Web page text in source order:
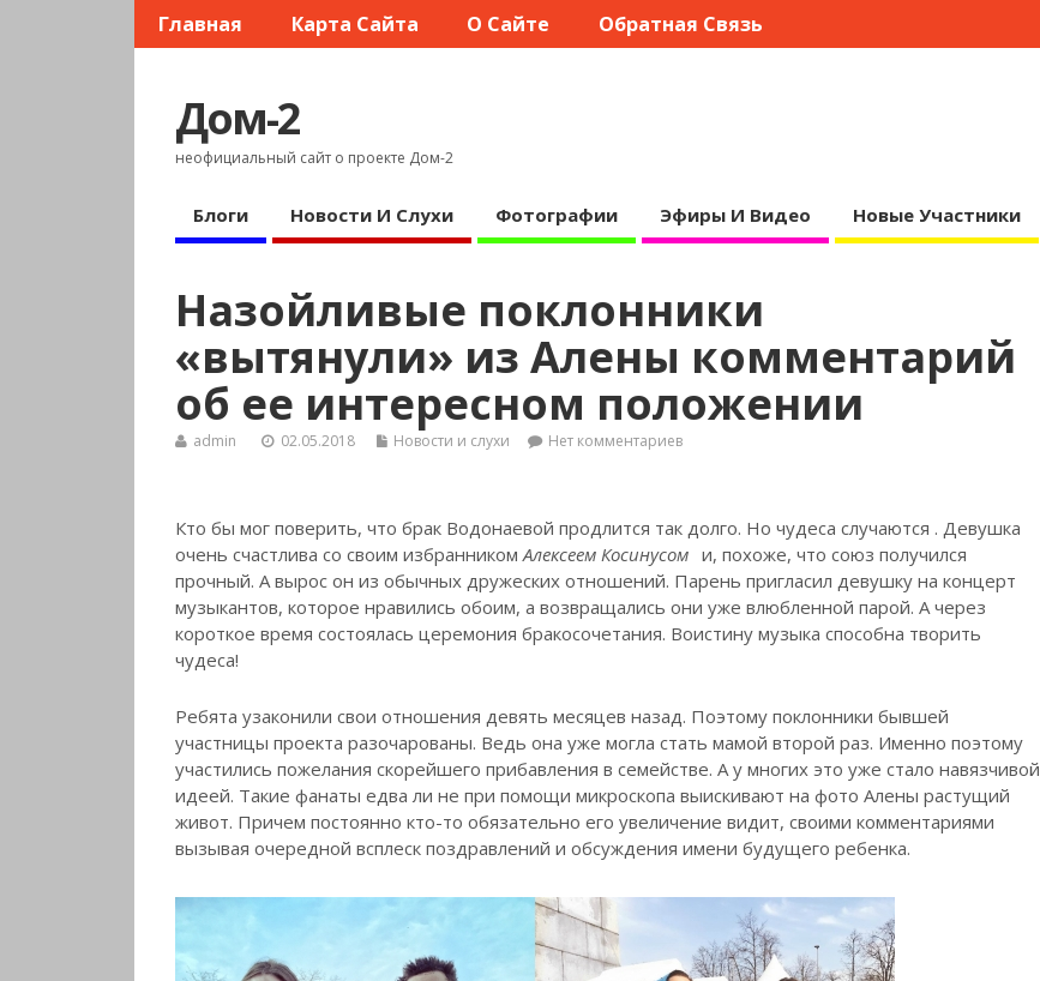
Главная Карта Сайта О Сайте Обратная Связь
Дом-2
неофициальный сайт о проекте Дом-2
Блоги Новости И Слухи Фотографии Эфиры И Видео Новые Участники
Назойливые поклонники
«вытянули» из Алены комментарий
об ее интересном положении
admin 02.05.2018 Новости и слухи Нет комментариев
Кто бы мог поверить, что брак Водонаевой продлится так долго. Но чудеса случаются . Девушка
очень счастлива со своим избранникомАлексеем Косинусом и, похоже, что союз получился
прочный. А вырос он из обычных дружеских отношений. Парень пригласил девушку на концерт
музыкантов, которое нравились обоим, а возвращались они уже влюбленной парой. А через
короткое время состоялась церемония бракосочетания. Воистину музыка способна творить
чудеса!
Ребята узаконили свои отношения девять месяцев назад. Поэтому поклонники бывшей
участницы проекта разочарованы. Ведь она уже могла стать мамой второй раз. Именно поэтому
участились пожелания скорейшего прибавления в семействе. А у многих это уже стало навязчивой
идеей. Такие фанаты едва ли не при помощи микроскопа выискивают на фото Алены растущий
живот. Причем постоянно кто-то обязательно его увеличение видит, своими комментариями
вызывая очередной всплеск поздравлений и обсуждения имени будущего ребенка.